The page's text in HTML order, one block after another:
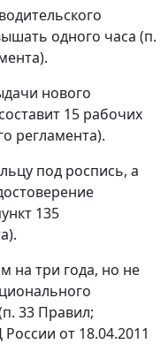
одного часа (п.
нового
15 рабочих
регламента).
под роспись, а
135
на три года, но не
33 Правил;
от 18.04.2011